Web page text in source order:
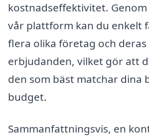
kostnadseffektivitet.
vår plattform kan du enkelt
flera olika företag och deras
erbjudanden, vilket gör att
den som bäst matchar dina
budget.
Sammanfattningsvis, en